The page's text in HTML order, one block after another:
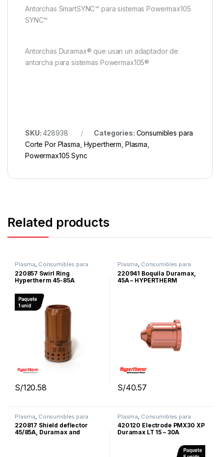
Antorchas SmartSYNC™ para sistemas Powermax105
SYNC™
Antorchas Duramax® que usan un adaptador de
antorcha para sistemas Powermax105®
SKU:428938 Categories: Consumibles para
Corte Por Plasma Hypertherm Plasma
Powermax105 Sync
Related products
Plasma, Consumibles para
Corte Por Plasma
Powermax45xp,Powermax65
Sync,Powermax85 Sync
220857 Swirl Ring
Hypertherm 45-85A
S/120.58
Plasma, Consumibles para
Corte Por Plasma ,Hypertherm
Powermax45xp,Powermax65
Sync, Powermax85 Sync
220941 Boquila Duramax,
45A – HYPERTHERM
S/40.57
Plasma Consumibles para
Corte Por Plasma Hypertherm
Powermax45xp,Powermax65
Sync,Powermax85 Sync
Powermax105 Sync
220817 Shield deflector
45/85A, Duramax and
Plasma Consumibles para
Corte Por Plasma , Hypertherm,
Powermax30xp
420120 Electrode PMX30 XP
Duramax LT 15 – 30A